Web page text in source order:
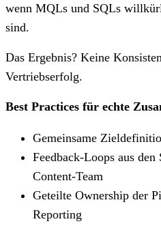
wenn MQLs und SQLs
sind.
Das Ergebnis? Keine
Vertriebserfolg.
Best Practices für echte
Gemeinsame
Feedback-Loops aus
Content-Team
Geteilte Ownership der
Reporting